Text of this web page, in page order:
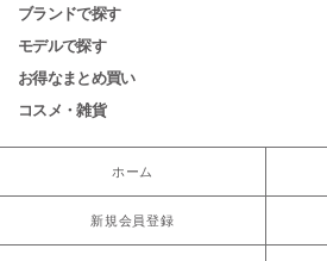
ブランドで探す
モデルで探す
お得なまとめ買い
コスメ・雑貨
ホーム
新規会員登録